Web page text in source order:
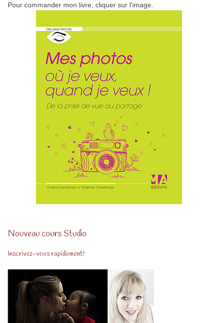
Pour commander mon livre, cliquer sur l'image.
Nouveau cours Studio
Inscrivez-vous rapidement!